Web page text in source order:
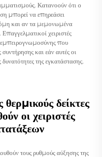
Κατανοούν ότι ο
μπορεί να επηρεάσει
και αν τα μεμονωμένα
χειριστές
εμπειρογνωμοσύνης που
συντήρησης και εάν αυτές οι
δυνατότητες της εγκατάστασης.
δείκτες
οι χειριστές
τους ρυθμούς αύξησης της